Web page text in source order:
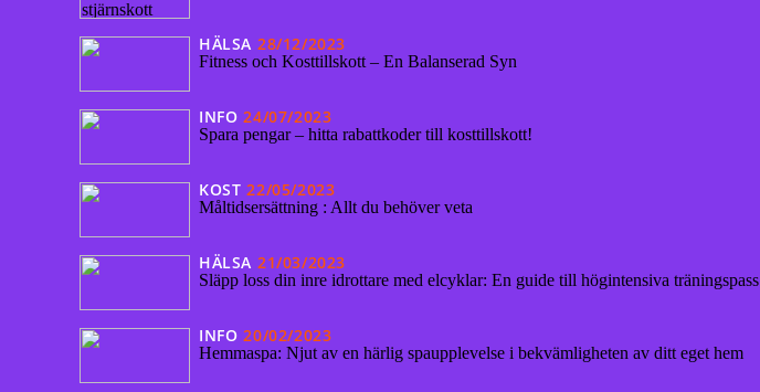
HÄLSA 28/12/2023
Fitness och Kosttillskott – En Balanserad Syn
INFO 24/07/2023
Spara pengar – hitta rabattkoder till kosttillskott!
KOST 22/05/2023
Måltidsersättning : Allt du behöver veta
HÄLSA 21/03/2023
Släpp loss din inre idrottare med elcyklar: En guide till högintensiva träningspass
INFO 20/02/2023
Hemmaspa: Njut av en härlig spaupplevelse i bekvämligheten av ditt eget hem